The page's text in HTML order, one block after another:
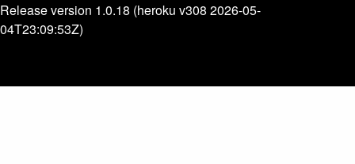
Release version 1.0.18 (heroku v308 2026-05-
04T23:09:53Z)